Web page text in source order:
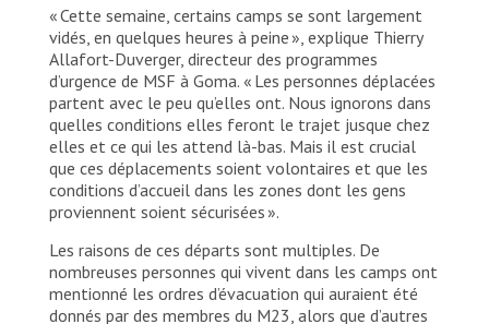
« Cette semaine, certains camps se sont largement
vidés, en quelques heures à peine », explique Thierry
Allafort-Duverger, directeur des programmes
d’urgence de MSF à Goma. « Les personnes déplacées
partent avec le peu qu’elles ont. Nous ignorons dans
quelles conditions elles feront le trajet jusque chez
elles et ce qui les attend là-bas. Mais il est crucial
que ces déplacements soient volontaires et que les
conditions d’accueil dans les zones dont les gens
proviennent soient sécurisées ».
Les raisons de ces départs sont multiples. De
nombreuses personnes qui vivent dans les camps ont
mentionné les ordres d’évacuation qui auraient été
donnés par des membres du M23, alors que d’autres